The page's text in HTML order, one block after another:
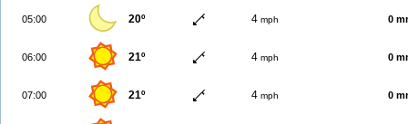
05:00 20º 4 mph 0
06:00 21º 4 mph 0
07:00 21º 4 mph 0